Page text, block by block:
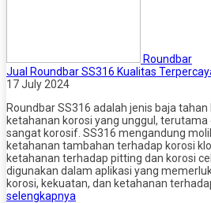
Roundbar
Jual Roundbar SS316 Kualitas
17 July 2024
Roundbar SS316 adalah jenis baja
ketahanan korosi yang unggul,
sangat korosif. SS316 mengandung
ketahanan tambahan terhadap korosi
ketahanan terhadap pitting dan korosi
digunakan dalam aplikasi yang
korosi, kekuatan, dan ketahanan
selengkapnya